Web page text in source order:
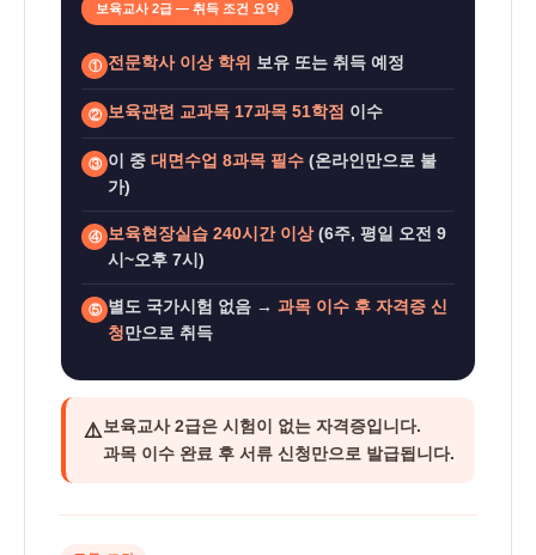
보육교사 2급 — 취득 조건 요약
① 전문학사 이상 학위 보유 또는 취득 예정
② 보육관련 교과목 17과목 51학점 이수
③ 이 중 대면수업 8과목 필수 (온라인만으로 불
가)
④ 보육현장실습 240시간 이상(6주, 평일 오전 9
시~오후 7시)
⑤ 별도 국가시험 없음 → 과목 이수 후 자격증 신
청만으로 취득
⚠️보육교사 2급은 시험이 없는 자격증입니다.
과목 이수 완료 후 서류 신청만으로 발급됩니다.